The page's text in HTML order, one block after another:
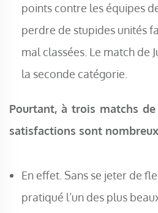
points contre les équipes
perdre de stupides unités
mal classées. Le match de
la seconde catégorie.
Pourtant, à trois matchs
satisfactions sont
En effet. Sans se jeter de
pratiqué l’un des plus